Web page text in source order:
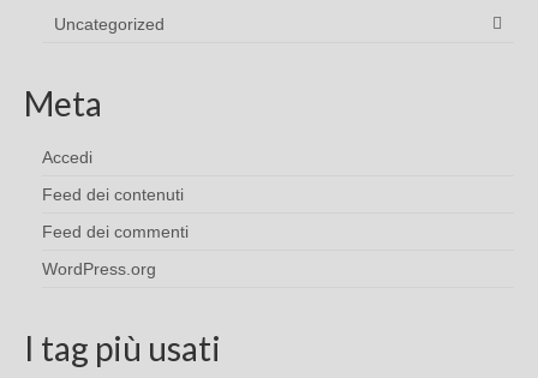
Uncategorized
Meta
Accedi
Feed dei contenuti
Feed dei commenti
WordPress.org
I tag più usati